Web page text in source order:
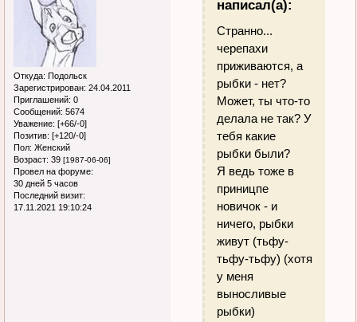
Откуда: Подольск
Зарегистрирован: 24.04.2011
Приглашений: 0
Сообщений: 5674
Уважение: [+66/-0]
Позитив: [+120/-0]
Пол: Женский
Возраст: 39 [1987-06-06]
Провел на форуме:
30 дней 5 часов
Последний визит:
17.11.2021 19:10:24
написал(а):
Странно...
черепахи
приживаются, а
рыбки - нет?
Может, ты что-то
делала не так? У
тебя какие
рыбки были?
Я ведь тоже в
приницпе
новичок - и
ничего, рыбки
живут (тьфу-
тьфу-тьфу) (хотя
у меня
выносливые
рыбки)